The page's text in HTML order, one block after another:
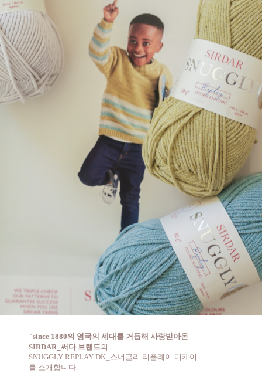
"since 1880의 영국의 세대를 거듭해 사랑받아온
SIRDAR_써다 브랜드의
SNUGGLY REPLAY DK_스너글리 리플레이 디케이
를 소개합니다.